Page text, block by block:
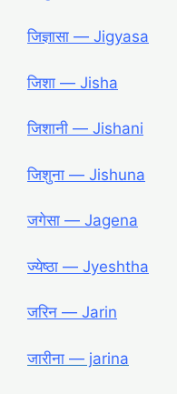
जिज्ञासा ― Jigyasa
जिशा ― Jisha
जिशानी ― Jishani
जिशुना ― Jishuna
जगेसा ― Jagena
ज्येष्ठा ― Jyeshtha
जरिन ― Jarin
जारीना ― jarina